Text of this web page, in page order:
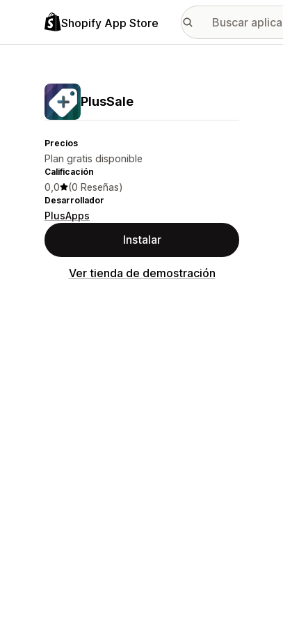
Shopify App Store
PlusSale
Precios
Plan gratis disponible
Calificación
0,0 (0 Reseñas)
Desarrollador
PlusApps
Instalar
Ver tienda de demostración